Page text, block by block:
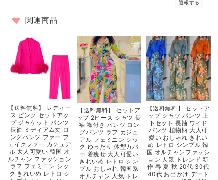
通報する
関連商品
【送料無料】 レディー
ス ピンク セットアッ
プ ジャケット パンツ
長袖 ミディアム丈 ロ
ングパンツ ファー フ
ェイクファー カジュア
ル 大人可愛い 韓国 オ
ルチャン ファッション
ラフ フェミニン シッ
ク きれいめ レトロ シ
【送料無料】 セットア
ップ 2ピース シャツ 長
袖 襟付き パンツ ロン
グパンツ ラフ カジュ
アル フェミニン シッ
ク ゆったり 体型カバ
ー 着痩せ 大人可愛い
きれいめ レトロ シン
プル おしゃれ 韓国系
オルチャン 人気 トレ
【送料無料】 セットア
ップ シャツ パンツ 上
下セット 長袖 ワイド
パンツ 植物柄 大人可
愛い おしゃれ きれい
め レトロ シンプル 韓
国 オルチャンファッシ
ョン 人気 トレンド 新
作 春 夏 秋 20代 30代
40代 お出かけ デート